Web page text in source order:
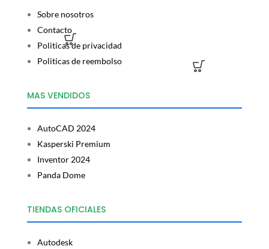
Sobre nosotros
Contacto
Politicas de privacidad
Politicas de reembolso
MAS VENDIDOS
AutoCAD 2024
Kasperski Premium
Inventor 2024
Panda Dome
TIENDAS OFICIALES
Autodesk